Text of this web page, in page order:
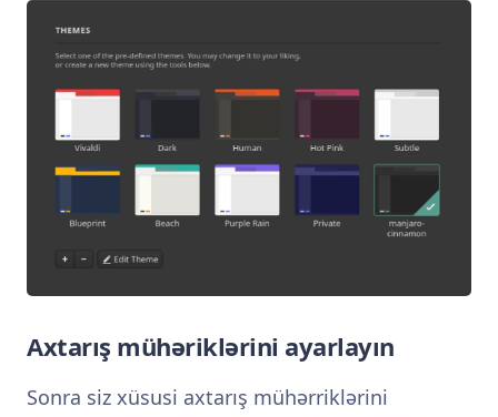
Axtarış mühəriklərini ayarlayın
Sonra siz xüsusi axtarış mühərriklərini